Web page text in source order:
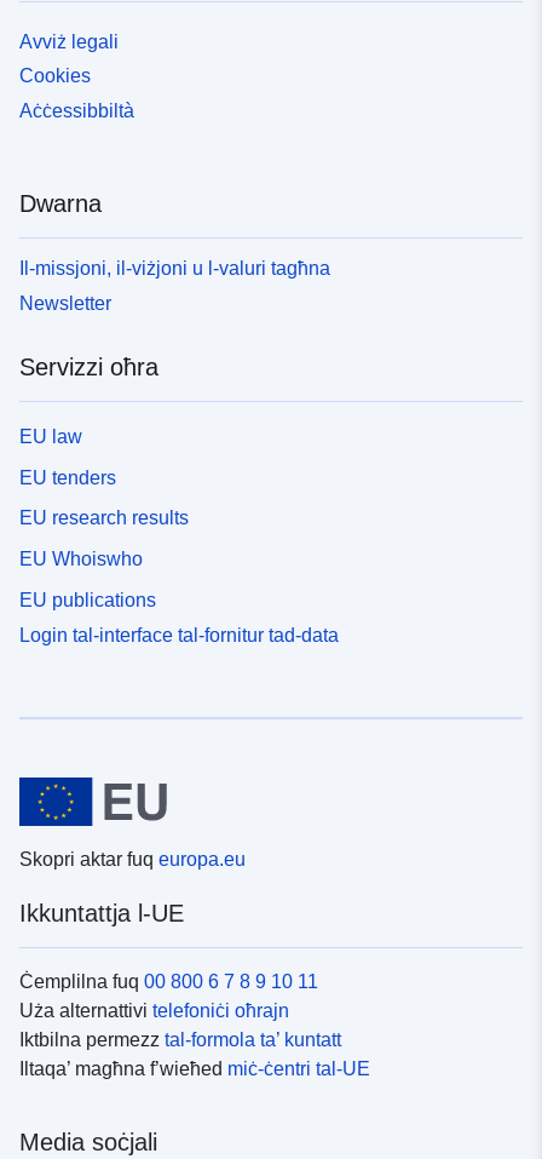
Avviż legali
Cookies
Aċċessibbiltà
Dwarna
Il-missjoni, il-viżjoni u l-valuri tagħna
Newsletter
Servizzi oħra
EU law
EU tenders
EU research results
EU Whoiswho
EU publications
Login tal-interface tal-fornitur tad-data
Skopri aktar fuq europa.eu
Ikkuntattja l-UE
Ċemplilna fuq 00 800 6 7 8 9 10 11
Uża alternattivi telefoniċi oħrajn
Iktbilna permezz tal-formola ta’ kuntatt
Iltaqa’ magħna f’wieħed miċ-ċentri tal-UE
Media soċjali